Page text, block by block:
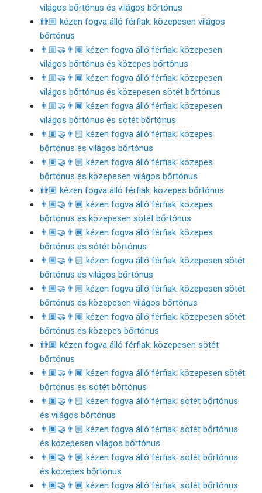
világos bőrtónus és világos bőrtónus
👬🏼 kézen fogva álló férfiak: közepesen világos
bőrtónus
👨🏼‍🤝‍👨🏽 kézen fogva álló férfiak: közepesen
világos bőrtónus és közepes bőrtónus
👨🏼‍🤝‍👨🏾 kézen fogva álló férfiak: közepesen
világos bőrtónus és közepesen sötét bőrtónus
👨🏼‍🤝‍👨🏿 kézen fogva álló férfiak: közepesen
világos bőrtónus és sötét bőrtónus
👨🏽‍🤝‍👨🏻 kézen fogva álló férfiak: közepes
bőrtónus és világos bőrtónus
👨🏽‍🤝‍👨🏼 kézen fogva álló férfiak: közepes
bőrtónus és közepesen világos bőrtónus
👬🏽 kézen fogva álló férfiak: közepes bőrtónus
👨🏽‍🤝‍👨🏾 kézen fogva álló férfiak: közepes
bőrtónus és közepesen sötét bőrtónus
👨🏽‍🤝‍👨🏿 kézen fogva álló férfiak: közepes
bőrtónus és sötét bőrtónus
👨🏾‍🤝‍👨🏻 kézen fogva álló férfiak: közepesen sötét
bőrtónus és világos bőrtónus
👨🏾‍🤝‍👨🏼 kézen fogva álló férfiak: közepesen sötét
bőrtónus és közepesen világos bőrtónus
👨🏾‍🤝‍👨🏽 kézen fogva álló férfiak: közepesen sötét
bőrtónus és közepes bőrtónus
👬🏾 kézen fogva álló férfiak: közepesen sötét
bőrtónus
👨🏾‍🤝‍👨🏿 kézen fogva álló férfiak: közepesen sötét
bőrtónus és sötét bőrtónus
👨🏿‍🤝‍👨🏻 kézen fogva álló férfiak: sötét bőrtónus
és világos bőrtónus
👨🏿‍🤝‍👨🏼 kézen fogva álló férfiak: sötét bőrtónus
és közepesen világos bőrtónus
👨🏿‍🤝‍👨🏽 kézen fogva álló férfiak: sötét bőrtónus
és közepes bőrtónus
👨🏿‍🤝‍👨🏾 kézen fogva álló férfiak: sötét bőrtónus